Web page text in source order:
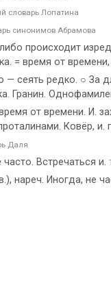
словарь Лопатина
синонимов Абрамова
происходит
= время от
сеять редко. ○ За
Гранин.
от времени. И.
Ковёр,
Даля
Встречаться и.
нареч. Иногда, не